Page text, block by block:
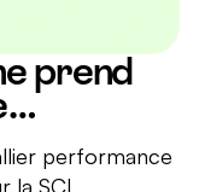
prend
performance
la SCI